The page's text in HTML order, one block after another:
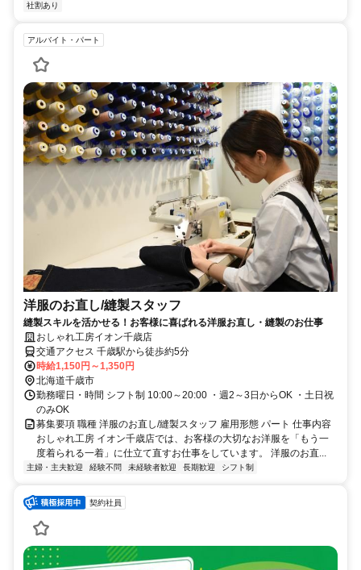
社割あり
アルバイト・パート
洋服のお直し/縫製スタッフ
縫製スキルを活かせる！お客様に喜ばれる洋服お直し・縫製のお仕事
おしゃれ工房イオン千歳店
交通アクセス 千歳駅から徒歩約5分
時給1,150円～1,350円
北海道千歳市
勤務曜日・時間 シフト制 10:00～20:00 ・週2～3日からOK ・土日祝
のみOK
募集要項 職種 洋服のお直し/縫製スタッフ 雇用形態 パート 仕事内容
おしゃれ工房 イオン千歳店では、お客様の大切なお洋服を「もう一
度着られる一着」に仕立て直すお仕事をしています。 洋服のお直...
主婦・主夫歓迎 経験不問 未経験者歓迎 長期歓迎 シフト制
契約社員